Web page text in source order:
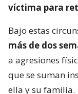
víctima para
Bajo estas
más de dos
a agresiones
que se suman
ella y su familia.